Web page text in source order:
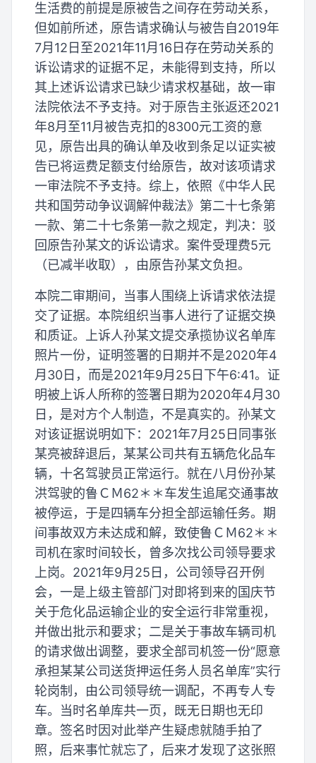
生活费的前提是原被告之间存在劳动关系，
但如前所述，原告请求确认与被告自2019年
7月12日至2021年11月16日存在劳动关系的
诉讼请求的证据不足，未能得到支持，所以
其上述诉讼请求已缺少请求权基础，故一审
法院依法不予支持。对于原告主张返还2021
年8月至11月被告克扣的8300元工资的意
见，原告出具的确认单及收到条足以证实被
告已将运费足额支付给原告，故对该项请求
一审法院不予支持。综上，依照《中华人民
共和国劳动争议调解仲裁法》第二十七条第
一款、第二十七条第一款之规定，判决：驳
回原告孙某文的诉讼请求。案件受理费5元
（已减半收取），由原告孙某文负担。
本院二审期间，当事人围绕上诉请求依法提
交了证据。本院组织当事人进行了证据交换
和质证。上诉人孙某文提交承揽协议名单库
照片一份，证明签署的日期并不是2020年4
月30日，而是2021年9月25日下午6:41。证
明被上诉人所称的签署日期为2020年4月30
日，是对方个人制造，不是真实的。孙某文
对该证据说明如下：2021年7月25日同事张
某亮被辞退后，某某公司共有五辆危化品车
辆，十名驾驶员正常运行。就在八月份孙某
洪驾驶的鲁ＣＭ62＊＊车发生追尾交通事故
被停运，于是四辆车分担全部运输任务。期
间事故双方未达成和解，致使鲁ＣＭ62＊＊
司机在家时间较长，曾多次找公司领导要求
上岗。2021年9月25日，公司领导召开例
会，一是上级主管部门对即将到来的国庆节
关于危化品运输企业的安全运行非常重视，
并做出批示和要求；二是关于事故车辆司机
的请求做出调整，要求全部司机签一份“愿意
承担某某公司送货押运任务人员名单库”实行
轮岗制，由公司领导统一调配，不再专人专
车。当时名单库共一页，既无日期也无印
章。签名时因对此举产生疑虑就随手拍了
照，后来事忙就忘了，后来才发现了这张照